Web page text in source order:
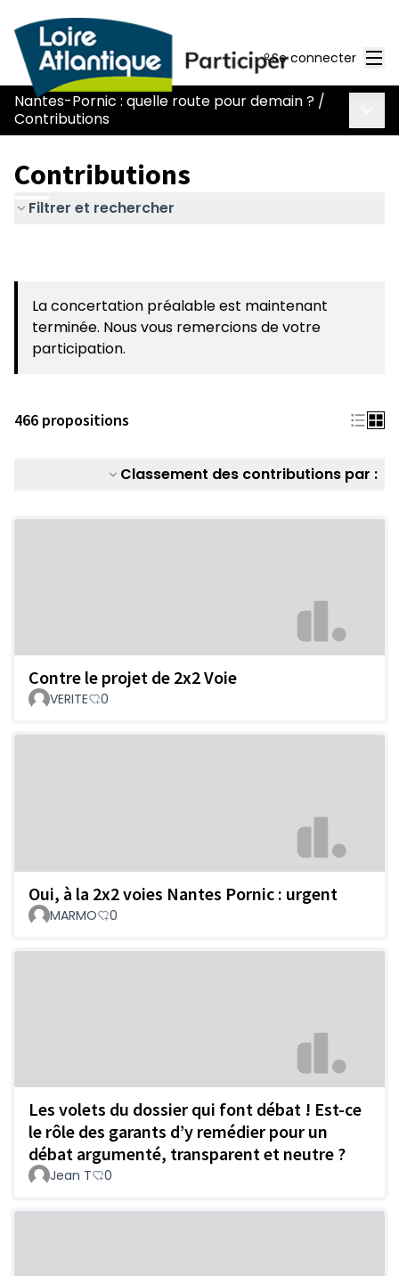
Se connecter
Nantes-Pornic : quelle route pour demain ? /
Contributions
Contributions
Filtrer et rechercher
La concertation préalable est maintenant
terminée. Nous vous remercions de votre
participation.
466 propositions
Classement des contributions par :
Contre le projet de 2x2 Voie
VERITE 0
Oui, à la 2x2 voies Nantes Pornic : urgent
MARMO 0
Les volets du dossier qui font débat ! Est-ce
le rôle des garants d’y remédier pour un
débat argumenté, transparent et neutre ?
Jean T 0